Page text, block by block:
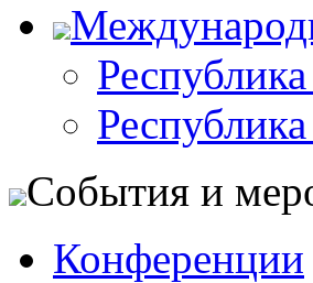
События и
Конференции